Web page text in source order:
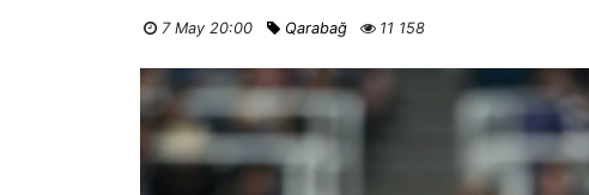
7 May 20:00 Qarabağ 11 158